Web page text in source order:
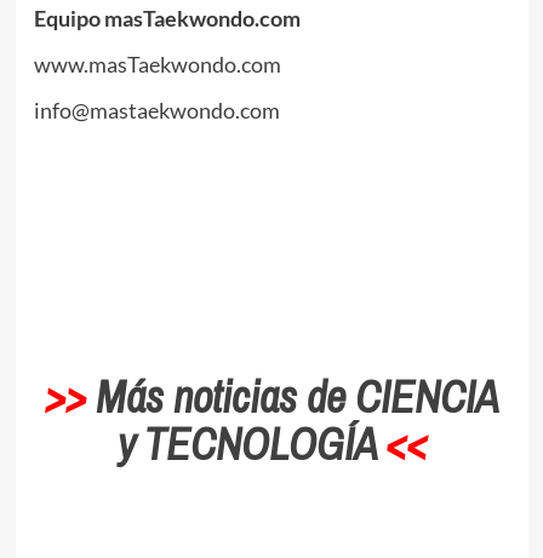
Equipo masTaekwondo.com
www.masTaekwondo.com
info@mastaekwondo.com
>>Más noticias de CIENCIA
y TECNOLOGÍA<<